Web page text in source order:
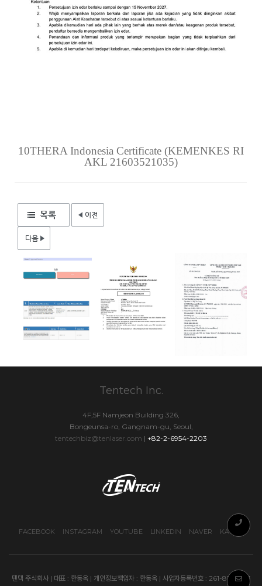
10THERA Indonesia Certificate (KEMENKES RI
AKL 21603521035)
Tentech Inc.
4F,5F Namjeon Building 326,
Bongeunsa-ro, Gangnam-gu, Seoul,
tentechbiz@tenlaser.com | +82-2-6954-2203
FACEBOOK INSTAGRAM YOUTUBE LINKEDIN NAVER KAKAO
텐텍 주식회사 | 대표 : 한동옥 | 개인정보책임자 : 한동옥 | 사업자등록번호 : 261-81-17333